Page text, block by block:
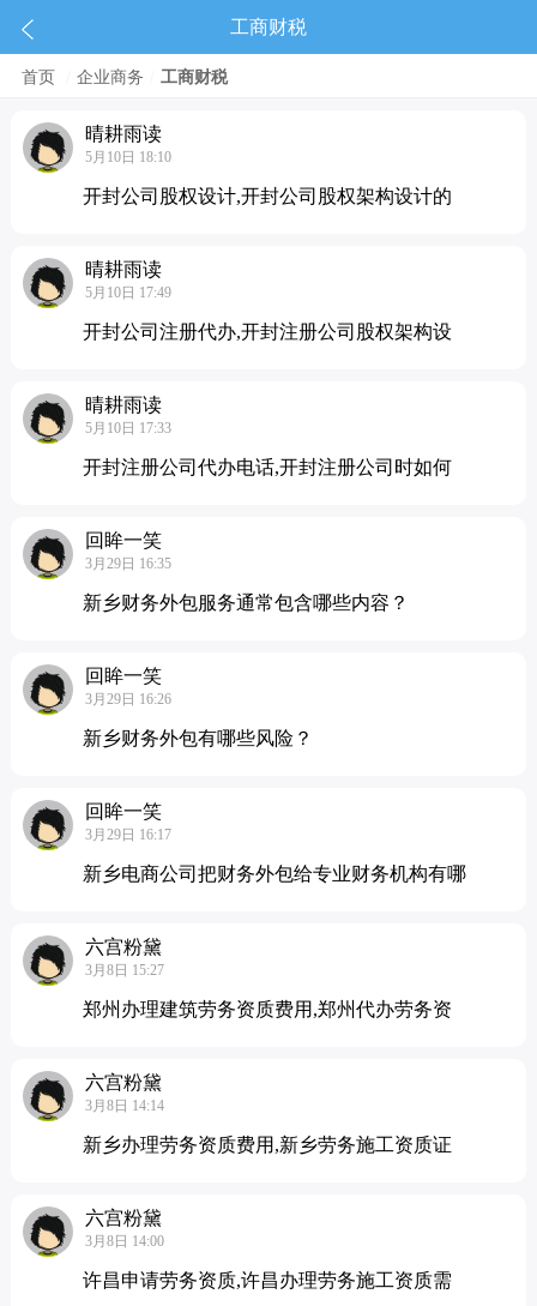
工商财税
首页 企业商务 工商财税
晴耕雨读
5月10日 18:10
开封公司股权设计,开封公司股权架构设计的
晴耕雨读
5月10日 17:49
开封公司注册代办,开封注册公司股权架构设
晴耕雨读
5月10日 17:33
开封注册公司代办电话,开封注册公司时如何
回眸一笑
3月29日 16:35
新乡财务外包服务通常包含哪些内容？
回眸一笑
3月29日 16:26
新乡财务外包有哪些风险？
回眸一笑
3月29日 16:17
新乡电商公司把财务外包给专业财务机构有哪
六宫粉黛
3月8日 15:27
郑州办理建筑劳务资质费用,郑州代办劳务资
六宫粉黛
3月8日 14:14
新乡办理劳务资质费用,新乡劳务施工资质证
六宫粉黛
3月8日 14:00
许昌申请劳务资质,许昌办理劳务施工资质需